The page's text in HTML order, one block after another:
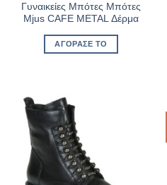
Γυναικείες Μπότες Μπότες
Mjus CAFE METAL Δέρμα
ΑΓΌΡΑΣΈ ΤΟ